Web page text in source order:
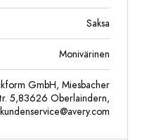
Saksa
Monivärinen
GmbH, Miesbacher
5,83626 Oberlaindern,
kundenservice@avery.com